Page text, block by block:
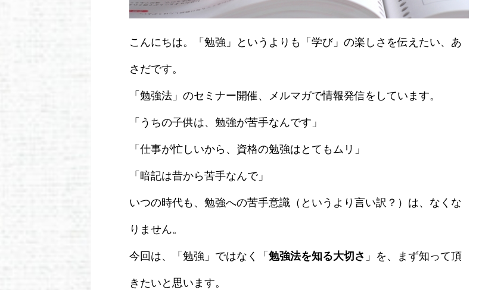
こんにちは。「勉強」というよりも「学び」の楽しさを伝えたい、あ
さだです。
「勉強法」のセミナー開催、メルマガで情報発信をしています。
「うちの子供は、勉強が苦手なんです」
「仕事が忙しいから、資格の勉強はとてもムリ」
「暗記は昔から苦手なんで」
いつの時代も、勉強への苦手意識（というより言い訳？）は、なくな
りません。
今回は、「勉強」ではなく「 勉強法を知る大切さ 」を、まず知って頂
きたいと思います。